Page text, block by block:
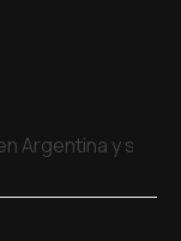
Argentina y